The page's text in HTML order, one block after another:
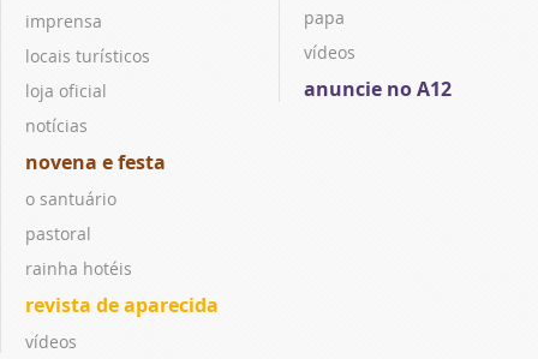
imprensa
locais turísticos
loja oficial
notícias
novena e festa
o santuário
pastoral
rainha hotéis
revista de aparecida
vídeos
papa
vídeos
anuncie no A12